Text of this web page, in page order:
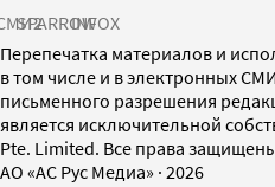
SPARROWINFOX
Перепечатка материалов и
в том числе и в электронных
письменного разрешения
является исключительной
Pte. Limited. Все права
AO «АС Рус Медиа» · 2026